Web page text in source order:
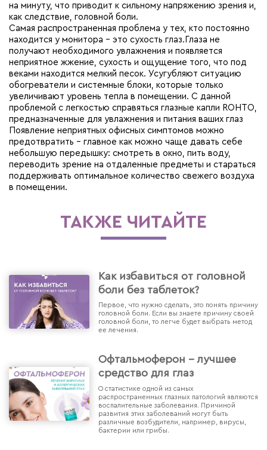
на минуту, что приводит к сильному напряжению зрения и,
как следствие, головной боли.
Самая распространенная проблема у тех, кто постоянно
находится у монитора – это сухость глаз.Глаза не
получают необходимого увлажнения и появляется
неприятное жжение, сухость и ощущение того, что под
веками находится мелкий песок. Усугубляют ситуацию
обогреватели и системные блоки, которые только
увеличивают уровень тепла в помещении. С данной
проблемой с легкостью справяться глазные капли ROHTO,
предназначенные для увлажнения и питания ваших глаз
Появление неприятных офисных симптомов можно
предотвратить – главное как можно чаще давать себе
небольшую передышку: смотреть в окно, пить воду,
переводить зрение на отдаленные предметы и стараться
поддерживать оптимальное количество свежего воздуха
в помещении.
ТАКЖЕ ЧИТАЙТЕ
Как избавиться от головной
боли без таблеток?
Первое, что нужно сделать, это понять причину
головной боли. Если вы знаете причину своей
головной боли, то легче будет выбрать метод
ее лечения.
Офтальмоферон - лучшее
средство для глаз
О статистике одной из самых
распространенных глазных патологий являются
воспалительные заболевания. Причиной
развития этих заболеваний могут быть
различные возбудители, например, вирусы,
бактерии или грибы.